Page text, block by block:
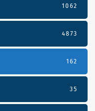
1062
4873
162
35